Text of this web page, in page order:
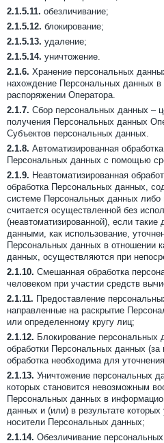
2.1.5.11. обезличивание;
2.1.5.12. блокирование;
2.1.5.13. удаление;
2.1.5.14. уничтожение.
2.1.6. Хранение персональных
нахождение Персональных данных в
распоряжении Оператора.
2.1.7. Сбор персональных данных –
получения Персональных данных
Субъектов персональных данных.
2.1.8. Автоматизированная
Персональных данных с помощью
2.1.9. Неавтоматизированная
обработка Персональных данных,
системе Персональных данных либо
считается осуществленной без
(неавтоматизированной), если
данными, как использование,
Персональных данных в отношении
данных, осуществляются при
2.1.10. Смешанная обработка
человеком при участии средств
2.1.11. Предоставление
направленные на раскрытие
или определенному кругу лиц;
2.1.12. Блокирование
обработки Персональных данных
обработка необходима для
2.1.13. Уничтожение персональных
которых становится невозможным
Персональных данных в
данных и (или) в результате
носители Персональных данных;
2.1.14. Обезличивание